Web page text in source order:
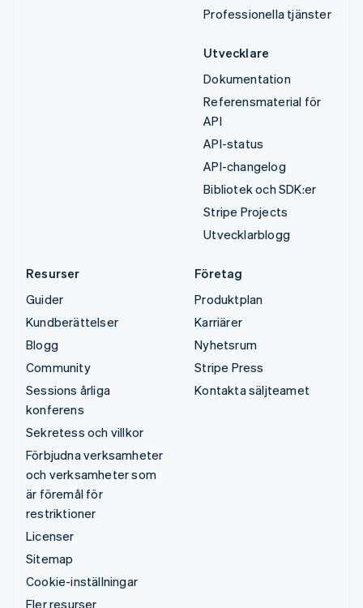
Professionella tjänster
Utvecklare
Dokumentation
Referensmaterial för
API
API-status
API-changelog
Bibliotek och SDK:er
Stripe Projects
Utvecklarblogg
Resurser
Guider
Kundberättelser
Blogg
Community
Sessions årliga
konferens
Sekretess och villkor
Förbjudna verksamheter
och verksamheter som
är föremål för
restriktioner
Licenser
Sitemap
Cookie-inställningar
Fler resurser
Företag
Produktplan
Karriärer
Nyhetsrum
Stripe Press
Kontakta säljteamet